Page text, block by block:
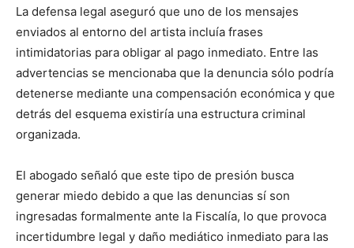
La defensa legal aseguró que uno de los mensajes
enviados al entorno del artista incluía frases
intimidatorias para obligar al pago inmediato. Entre las
advertencias se mencionaba que la denuncia sólo podría
detenerse mediante una compensación económica y que
detrás del esquema existiría una estructura criminal
organizada.
El abogado señaló que este tipo de presión busca
generar miedo debido a que las denuncias sí son
ingresadas formalmente ante la Fiscalía, lo que provoca
incertidumbre legal y daño mediático inmediato para las